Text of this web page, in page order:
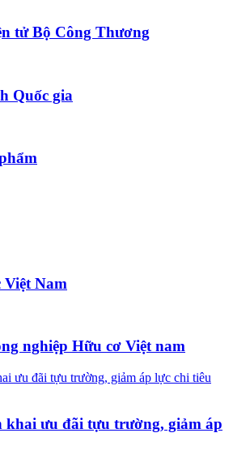
tử Bộ Công Thương
Quốc gia
Nam
nghiệp Hữu cơ Việt nam
khai ưu đãi tựu trường, giảm áp